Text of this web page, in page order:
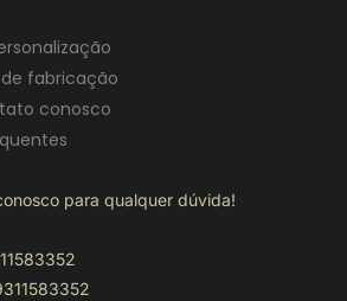
fabricação
conosco
para qualquer dúvida!